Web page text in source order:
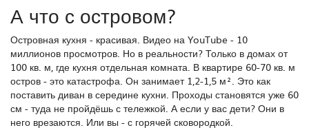
А что с островом?
Островная кухня - красивая. Видео на YouTube - 10
миллионов просмотров. Но в реальности? Только в домах от
100 кв. м, где кухня отдельная комната. В квартире 60-70 кв. м
остров - это катастрофа. Он занимает 1,2-1,5 м². Это как
поставить диван в середине кухни. Проходы становятся уже 60
см - туда не пройдёшь с тележкой. А если у вас дети? Они в
него врезаются. Или вы - с горячей сковородкой.